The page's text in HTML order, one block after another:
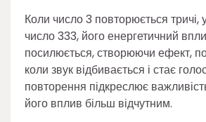
Коли число 3 повторюється
число 333, його енергетичний
посилюється, створюючи ефект,
коли звук відбивається і стає
повторення підкреслює
його вплив більш відчутним.